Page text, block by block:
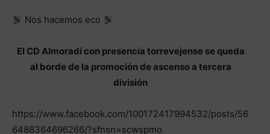
Nos hacemos eco
El CD Almoradí con presencia torrevejense se queda
al borde de la promoción de ascenso a tercera
división
https://www.facebook.com/100172417994532/posts/56
6488364696266/?sfnsn=scwspmo